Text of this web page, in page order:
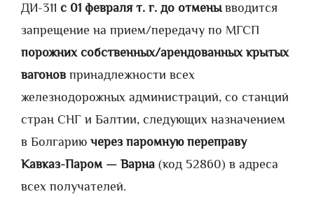
ДИ-311 с 01 февраля т. г. до отмены вводится
запрещение на прием/передачу по МГСП
порожних собственных/арендованных крытых
вагонов принадлежности всех
железнодорожных администраций, со станций
стран СНГ и Балтии, следующих назначением
в Болгарию через паромную переправу
Кавказ-Паром — Варна (код 52860) в адреса
всех получателей.